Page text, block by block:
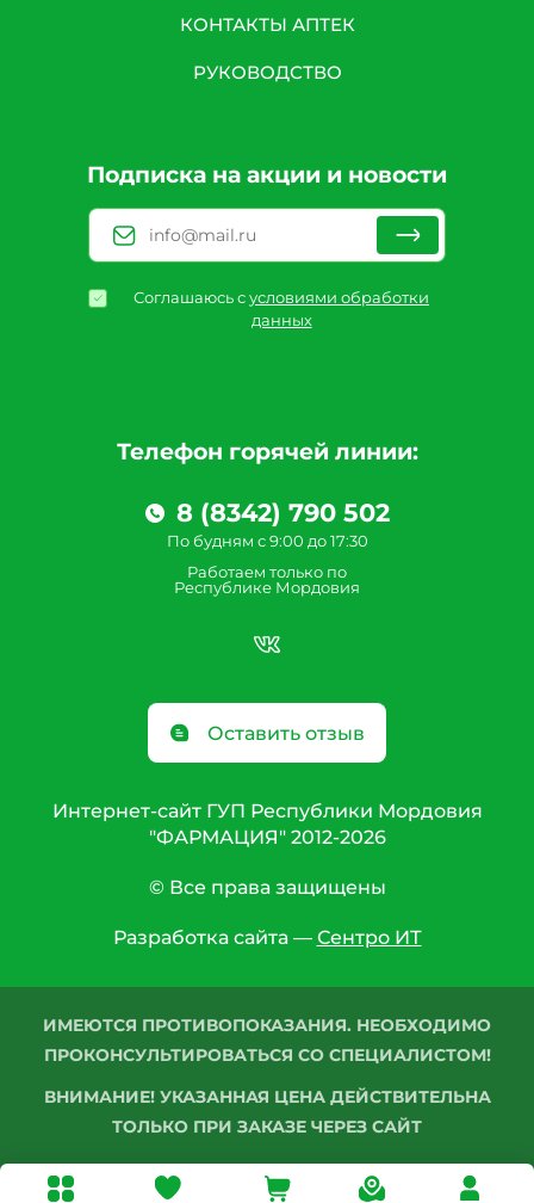
Телефон горячей линии:
8 (8342) 790 502
По будням с 9:00 до 17:30
Работаем только по
Республике Мордовия
Оставить отзыв
КОНТАКТЫ АПТЕК
РУКОВОДСТВО
Подписка на акции и новости
Соглашаюсь сусловиями обработки
данных
Интернет-сайт ГУП Республики Мордовия
"ФАРМАЦИЯ" 2012-2026
© Все права защищены
Разработка сайта — Сентро ИТ
ИМЕЮТСЯ ПРОТИВОПОКАЗАНИЯ. НЕОБХОДИМО
ПРОКОНСУЛЬТИРОВАТЬСЯ СО СПЕЦИАЛИСТОМ!
ВНИМАНИЕ! УКАЗАННАЯ ЦЕНА ДЕЙСТВИТЕЛЬНА
ТОЛЬКО ПРИ ЗАКАЗЕ ЧЕРЕЗ САЙТ